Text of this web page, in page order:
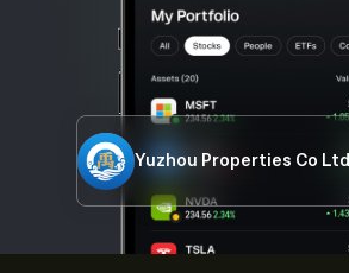
Yuzhou Properties Co Ltd